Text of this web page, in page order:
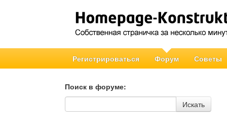
Регистрироваться Форум Советы
Поиск в форуме:
Поиск в форуме
Искать